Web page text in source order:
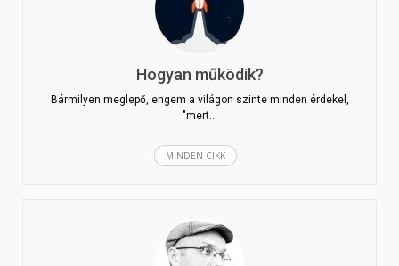
Hogyan működik?
Bármilyen meglepő, engem a világon szinte minden érdekel,
"mert…
MINDEN CIKK